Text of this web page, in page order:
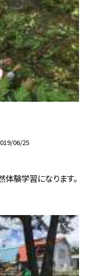
06/25
験学習になります。